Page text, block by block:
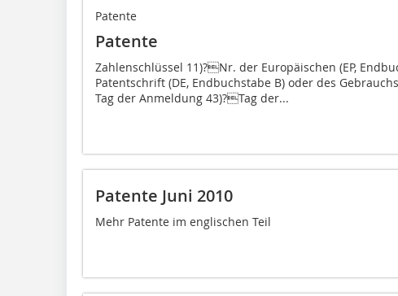
Patente
Patente
Zahlenschlüssel 11)?Nr. der Europäischen (EP,
Patentschrift (DE, Endbuchstabe B) oder des
Tag der Anmeldung 43)?Tag der...
Patente Juni 2010
Mehr Patente im englischen Teil